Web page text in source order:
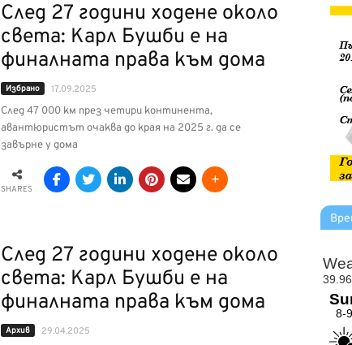
След 27 години ходене около
света: Карл Бушби е на
финалната права към дома
Избрано 17.09.2025
След 47 000 км през четири континента,
авантюристът очаква до края на 2025 г. да се
завърне у дома
SHARES
След 27 години ходене около
света: Карл Бушби е на
финалната права към дома
Архив 29.04.2025